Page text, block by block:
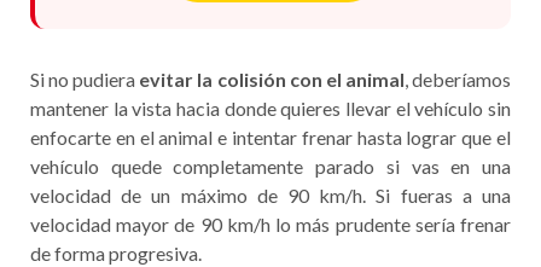
Si no pudiera evitar la colisión con el animal, deberíamos
mantener la vista hacia donde quieres llevar el vehículo sin
enfocarte en el animal e intentar frenar hasta lograr que el
vehículo quede completamente parado si vas en una
velocidad de un máximo de 90 km/h. Si fueras a una
velocidad mayor de 90 km/h lo más prudente sería frenar
de forma progresiva.